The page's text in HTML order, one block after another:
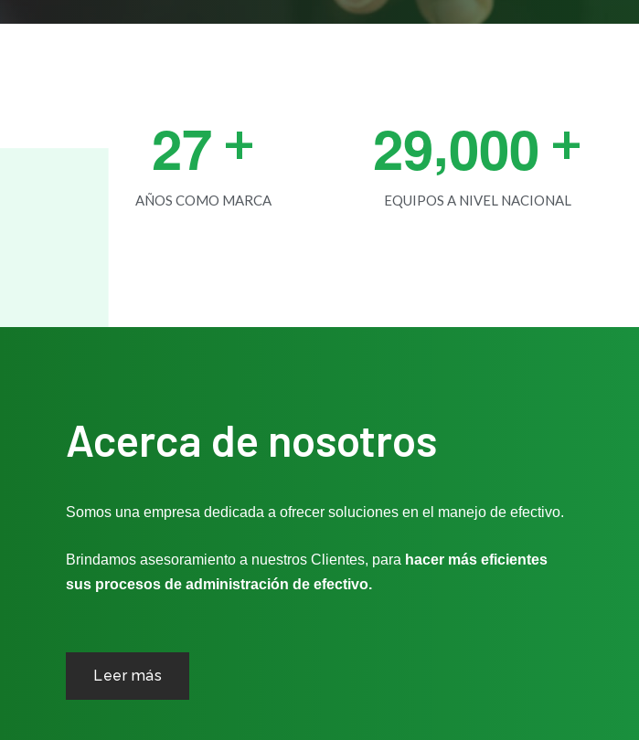
27 +
AÑOS COMO MARCA
29,000 +
EQUIPOS A NIVEL NACIONAL
Acerca de nosotros
Somos una empresa dedicada a ofrecer soluciones en el manejo de efectivo.
Brindamos asesoramiento a nuestros Clientes, para hacer más eficientes
sus procesos de administración de efectivo.
Leer más